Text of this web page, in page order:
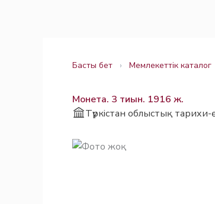
Басты бет › Мемлекеттік каталог
Монета. 3 тиын. 1916 ж.
Түркістан облыстық тарихи-